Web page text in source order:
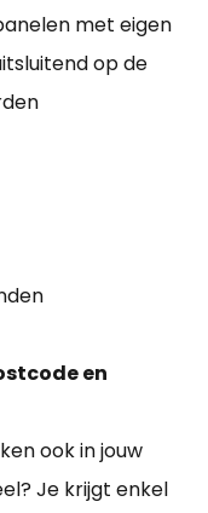
met eigen
op de
en
ook in jouw
Je krijgt enkel